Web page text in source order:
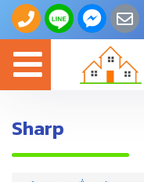
Toggle
navigation
Sharp